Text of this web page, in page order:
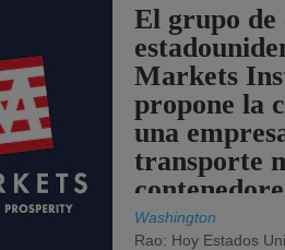
El grupo de
Markets
propone la
una
transporte
Washington
Rao: Hoy Estados